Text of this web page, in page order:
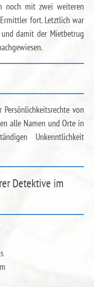
noch mit zwei weiteren
fort. Letztlich war
damit der Mietbetrug
von
alle Namen und Orte in
Unkenntlichkeit
Detektive im